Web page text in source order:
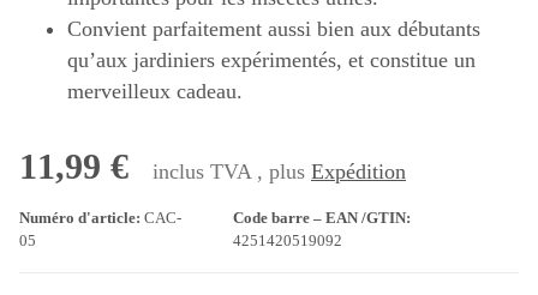
Convient parfaitement aussi bien aux débutants
qu’aux jardiniers expérimentés, et constitue un
merveilleux cadeau.
11,99 € inclus TVA , plus Expédition
Numéro d'article: CAC-
05
Code barre – EAN /GTIN:
4251420519092